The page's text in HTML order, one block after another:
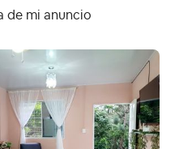
de mi anuncio